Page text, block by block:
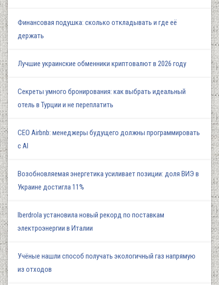
Финансовая подушка: сколько откладывать и где её
держать
Лучшие украинские обменники криптовалют в 2026 году
Секреты умного бронирования: как выбрать идеальный
отель в Турции и не переплатить
СЕО Airbnb: менеджеры будущего должны программировать
с AI
Возобновляемая энергетика усиливает позиции: доля ВИЭ в
Украине достигла 11%
Iberdrola установила новый рекорд по поставкам
электроэнергии в Италии
Учёные нашли способ получать экологичный газ напрямую
из отходов